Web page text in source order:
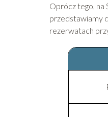
Oprócz tego, na
przedstawiamy
rezerwatach